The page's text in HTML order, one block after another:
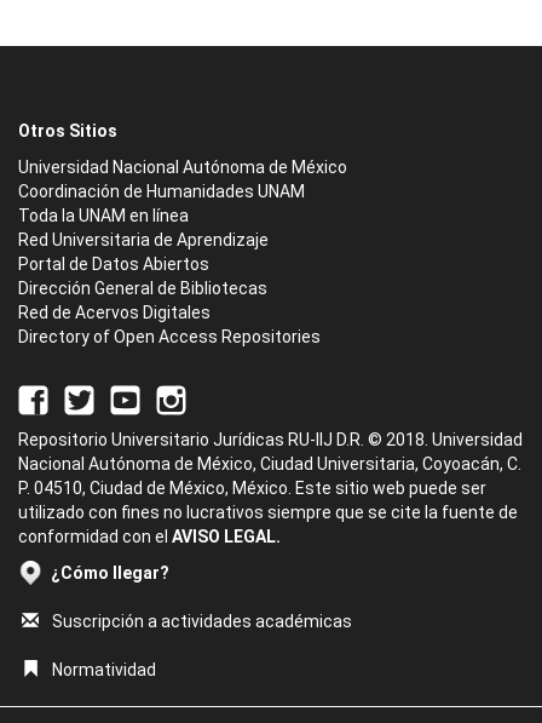
Otros Sitios
Universidad Nacional Autónoma de México
Coordinación de Humanidades UNAM
Toda la UNAM en línea
Red Universitaria de Aprendizaje
Portal de Datos Abiertos
Dirección General de Bibliotecas
Red de Acervos Digitales
Directory of Open Access Repositories
Repositorio Universitario Jurídicas RU-IIJ D.R. © 2018. Universidad
Nacional Autónoma de México, Ciudad Universitaria, Coyoacán, C.
P. 04510, Ciudad de México, México. Este sitio web puede ser
utilizado con fines no lucrativos siempre que se cite la fuente de
conformidad con el AVISO LEGAL.
¿Cómo llegar?
Suscripción a actividades académicas
Normatividad